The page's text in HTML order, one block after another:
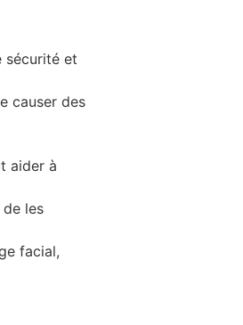
sécurité et
causer des
aider à
les
facial,